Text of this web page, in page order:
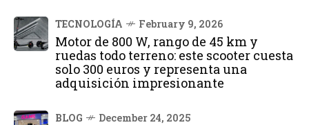
TECNOLOGÍA February 9, 2026
Motor de 800 W, rango de 45 km y
ruedas todo terreno: este scooter cuesta
solo 300 euros y representa una
adquisición impresionante
BLOG December 24, 2025